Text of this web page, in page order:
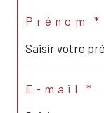
Prénom *
E-mail *